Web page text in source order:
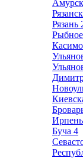
Амурск
Рязань
Рыбное
Ирпень
Буча 4